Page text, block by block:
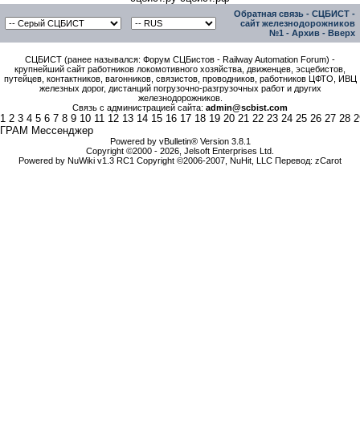
Обратная связь - СЦБИСТ -
сайт железнодорожников
№1 - Архив - Вверх
СЦБИСТ (ранее назывался: Форум СЦБистов - Railway Automation Forum) -
крупнейший сайт работников локомотивного хозяйства, движенцев, эсцебистов,
путейцев, контактников, вагонников, связистов, проводников, работников ЦФТО, ИВЦ
железных дорог, дистанций погрузочно-разгрузочных работ и других
железнодорожников.
Связь с администрацией сайта: admin@scbist.com
1 2 3 4 5 6 7 8 9 10 11 12 13 14 15 16 17 18 19 20 21 22 23 24 25 26 27 28
ГРАМ Мессенджер
Powered by vBulletin® Version 3.8.1
Copyright ©2000 - 2026, Jelsoft Enterprises Ltd.
Powered by NuWiki v1.3 RC1 Copyright ©2006-2007, NuHit, LLC Перевод: zCarot